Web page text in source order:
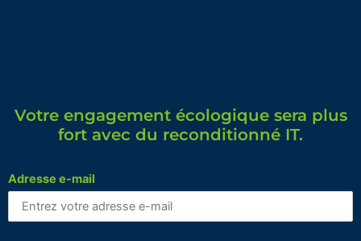
Votre engagement écologique sera plus
fort avec du reconditionné IT.
Adresse e-mail